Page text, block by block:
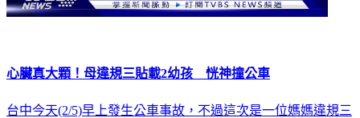
心臟真大顆！母違規三貼載2幼孩 恍神撞公車
台中今天(2/5)早上發生公車事故，不過這次是一位媽媽違規三